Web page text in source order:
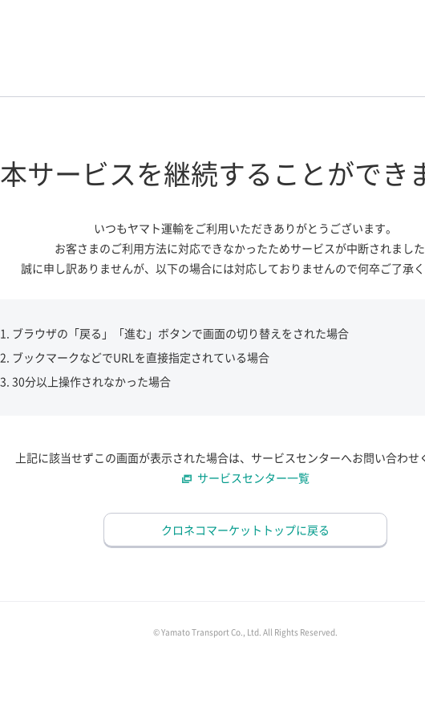
本サービスを継続する ことができ
いつもヤマト運輸をご利用いただきありがとうございます。
お客さまのご利用方法に対応できなかったためサービスが中断されました
誠に申し訳ありませんが、 以下の場合には対応しておりませんので何卒ご了承く
ブラウザの「戻る」「進む」ボタンで画面の切り替えをされた場合
ブックマークなどでURLを直接指定されている場合
30分以上操作されなかった場合
上記に該当せずこの画面が表示された場合は、サービスセンターへお問い合わせ
サービスセンター一覧
クロネコマーケットトップに戻る
© Yamato Transport Co., Ltd. All Rights Reserved.